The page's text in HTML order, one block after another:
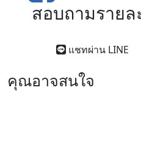
สอบถามรายล
แชทผ่าน LINE
คุณอาจสนใจ